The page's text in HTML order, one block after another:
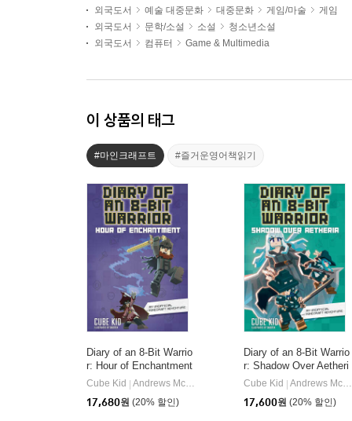
외국도서
예술 대중문화 대중문화 게임/마술
게임
외국도서
문학/소설 소설
청소년소설
외국도서
컴퓨터 Game & Multimedia
이 상품의 태그
#마인크래프트 #즐거운영어책읽기
Diary of an 8-Bit Warrio
r: Hour of Enchantment
Volume 8
Cube Kid
Andrews McMeel Publishing
17,680원 (20% 할인)
Diary of an 8-Bit Warrio
r: Shadow Over Aetheri
a: An Unofficial Minecra
ft Adventure Volume 7
Cube Kid
Andrews McMeel Publishing
17,600원 (20% 할인)